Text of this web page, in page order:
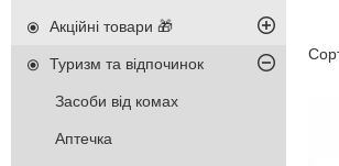
Акційні товари 🎁
Туризм та відпочинок
Засоби від комах
Аптечка